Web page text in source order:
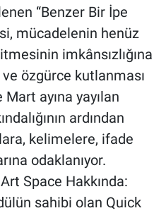
“Benzer Bir İpe
mücadelenin henüz
imkânsızlığına
özgürce kutlanması
ayına yayılan
ardından
kelimelere, ifade
odaklanıyor.
Space Hakkında:
sahibi olan Quick